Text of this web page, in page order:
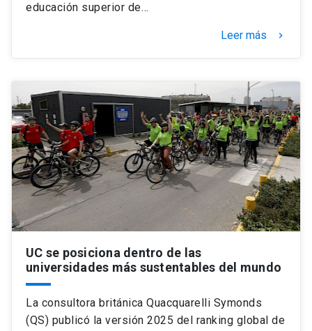
educación superior de…
Leer más keyboard_arrow_right
UC se posiciona dentro de las
universidades más sustentables del mundo
La consultora británica Quacquarelli Symonds
(QS) publicó la versión 2025 del ranking global de